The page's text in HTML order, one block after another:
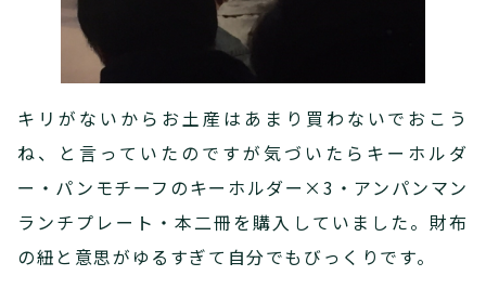
キリがないからお土産はあまり買わないでおこう
ね、と言っていたのですが気づいたらキーホルダ
ー・パンモチーフのキーホルダー×3・アンパンマン
ランチプレート・本二冊を購入していました。財布
の紐と意思がゆるすぎて自分でもびっくりです。